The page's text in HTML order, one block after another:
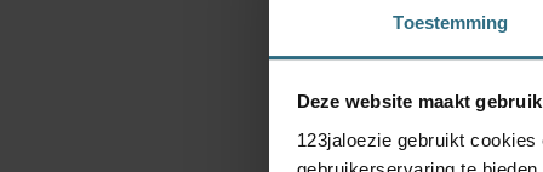
Toestemming
Deze website maakt
123jaloezie gebruikt